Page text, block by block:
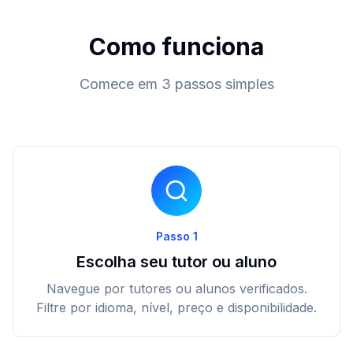
Como funciona
Comece em 3 passos simples
Passo 1
Escolha seu tutor ou aluno
Navegue por tutores ou alunos verificados.
Filtre por idioma, nível, preço e disponibilidade.